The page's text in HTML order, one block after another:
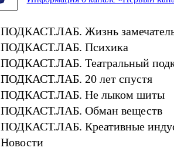
ПОДКАСТ.ЛАБ. Жизнь
ПОДКАСТ.ЛАБ. Психика
ПОДКАСТ.ЛАБ. Театральный
ПОДКАСТ.ЛАБ. 20 лет спустя
ПОДКАСТ.ЛАБ. Не лыком шиты
ПОДКАСТ.ЛАБ. Обман веществ
ПОДКАСТ.ЛАБ. Креативные
Новости